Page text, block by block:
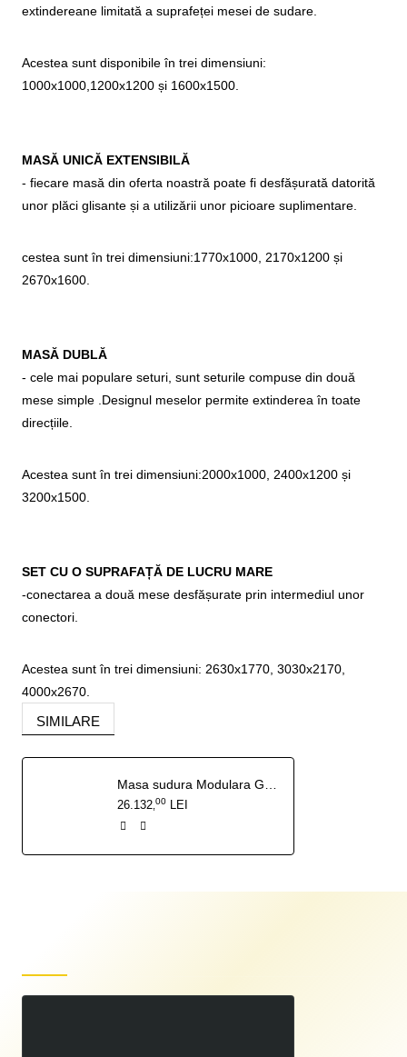
extindereane limitată a suprafeței mesei de sudare.
Acestea sunt disponibile în trei dimensiuni:
1000x1000,1200x1200 și 1600x1500.
MASĂ UNICĂ EXTENSIBILĂ
- fiecare masă din oferta noastră poate fi desfășurată datorită
unor plăci glisante și a utilizării unor picioare suplimentare.
cestea sunt în trei dimensiuni:1770x1000, 2170x1200 și
2670x1600.
MASĂ DUBLĂ
- cele mai populare seturi, sunt seturile compuse din două
mese simple .Designul meselor permite extinderea în toate
direcțiile.
Acestea sunt în trei dimensiuni:2000x1000, 2400x1200 și
3200x1500.
SET CU O SUPRAFAȚĂ DE LUCRU MARE
-conectarea a două mese desfășurate prin intermediul unor
conectori.
Acestea sunt în trei dimensiuni: 2630x1770, 3030x2170,
4000x2670.
SIMILARE
26.132 00 LEI